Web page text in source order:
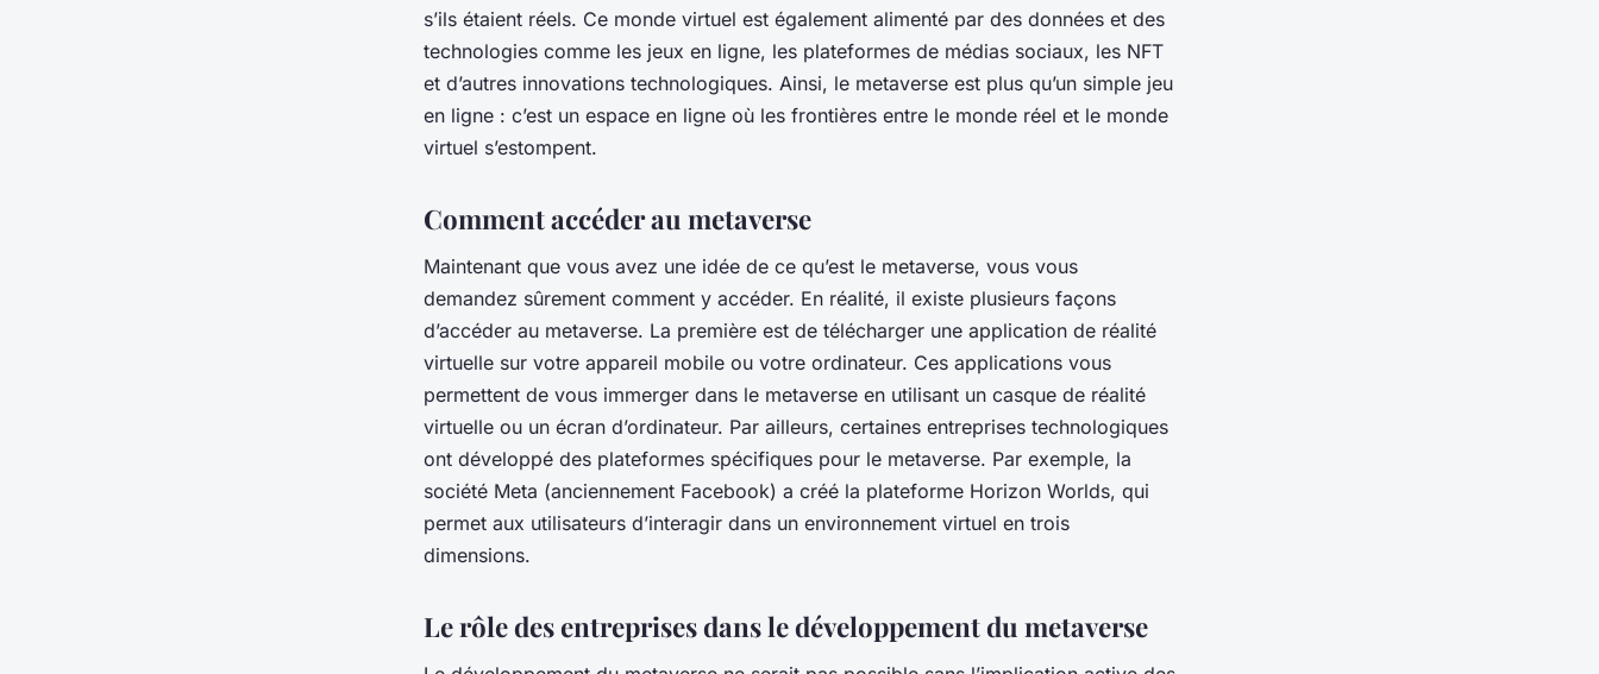
s’ils étaient réels. Ce monde virtuel est également alimenté par des données et des
technologies comme les jeux en ligne, les plateformes de médias sociaux, les NFT
et d’autres innovations technologiques. Ainsi, le metaverse est plus qu’un simple jeu
en ligne : c’est un espace en ligne où les frontières entre le monde réel et le monde
virtuel s’estompent.
Comment accéder au metaverse
Maintenant que vous avez une idée de ce qu’est le metaverse, vous vous
demandez sûrement comment y accéder. En réalité, il existe plusieurs façons
d’accéder au metaverse. La première est de télécharger une application de réalité
virtuelle sur votre appareil mobile ou votre ordinateur. Ces applications vous
permettent de vous immerger dans le metaverse en utilisant un casque de réalité
virtuelle ou un écran d’ordinateur. Par ailleurs, certaines entreprises technologiques
ont développé des plateformes spécifiques pour le metaverse. Par exemple, la
société Meta (anciennement Facebook) a créé la plateforme Horizon Worlds, qui
permet aux utilisateurs d’interagir dans un environnement virtuel en trois
dimensions.
Le rôle des entreprises dans le développement du metaverse